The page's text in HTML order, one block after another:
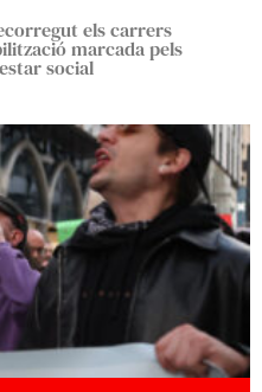
els carrers
marcada pels
social